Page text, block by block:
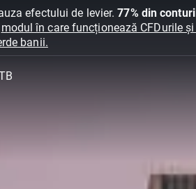
efectului de levier.77% din
modul în care funcționează CFDurile
banii.